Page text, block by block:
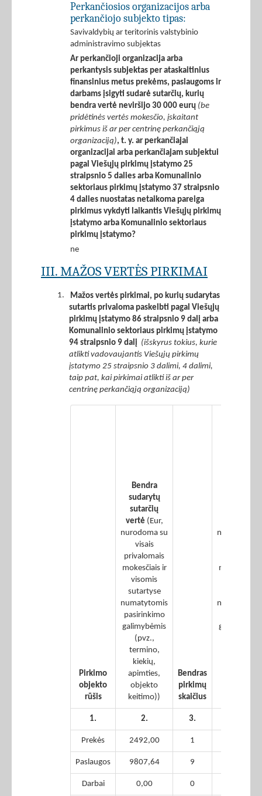
Perkančiosios organizacijos arba
perkančiojo subjekto tipas:
Savivaldybių ar teritorinis valstybinio
administravimo subjektas
Ar perkančioji organizacija arba
perkantysis subjektas per ataskaitinius
finansinius metus prekėms, paslaugoms ir
darbams įsigyti sudarė sutarčių, kurių
bendra vertė neviršijo 30 000 eurų (be
pridėtinės vertės mokesčio, įskaitant
pirkimus iš ar per centrinę perkančiąją
organizaciją), t. y. ar perkančiajai
organizacijai arba perkančiajam subjektui
pagal Viešųjų pirkimų įstatymo 25
straipsnio 5 dalies arba Komunalinio
sektoriaus pirkimų įstatymo 37 straipsnio
4 dalies nuostatas netaikoma pareiga
pirkimus vykdyti laikantis Viešųjų pirkimų
įstatymo arba Komunalinio sektoriaus
pirkimų įstatymo?
ne
III. MAŽOS VERTĖS PIRKIMAI
1.
Mažos vertės pirkimai, po kurių sudarytas
sutartis privaloma paskelbti pagal Viešųjų
pirkimų įstatymo 86 straipsnio 9 dalį arba
Komunalinio sektoriaus pirkimų įstatymo
94 straipsnio 9 dalį (išskyrus tokius, kurie
atlikti vadovaujantis Viešųjų pirkimų
įstatymo 25 straipsnio 3 dalimi, 4 dalimi,
taip pat, kai pirkimai atlikti iš ar per
centrinę perkančiąją organizaciją)
Pirkimo
objekto
rūšis
Bendra
sudarytų
sutarčių
vertė (Eur,
nurodoma su
visais
privalomais
mokesčiais ir
visomis
sutartyse
numatytomis
pasirinkimo
galimybėmis
(pvz.,
termino,
kiekių,
apimties,
objekto
keitimo))
Bendras
pirkimų
skaičius
nurodoma
mokesčiais
galimybėmis
1. 2. 3.
Prekės 2492,00 1
Paslaugos 9807,64 9
Darbai 0,00 0